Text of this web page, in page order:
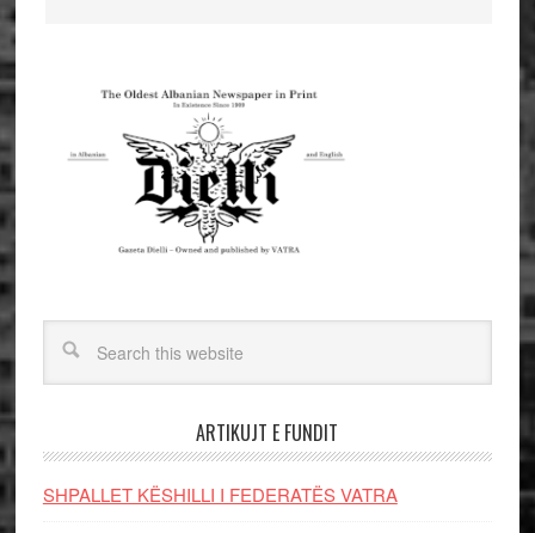
ARTIKUJT E FUNDIT
SHPALLET KËSHILLI I FEDERATËS VATRA